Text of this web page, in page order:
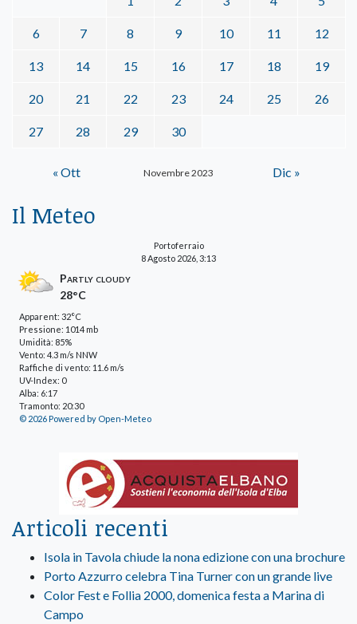
Novembre 2023
6 7 8 9 10 11 12
13 14 15 16 17 18 19
20 21 22 23 24 25 26
27 28 29 30
« Ott Dic »
Il Meteo
Portoferraio
8 Agosto 2026, 3:13
Partly cloudy
28°C
Apparent: 32°C
Pressione: 1014 mb
Umidità: 85%
Vento: 4.3 m/s NNW
Raffiche di vento: 11.6 m/s
UV-Index: 0
Alba: 6:17
Tramonto: 20:30
© 2026 Powered by Open-Meteo
Articoli recenti
Isola in Tavola chiude la nona edizione con una brochure
Porto Azzurro celebra Tina Turner con un grande live
Color Fest e Follia 2000, domenica festa a Marina di
Campo